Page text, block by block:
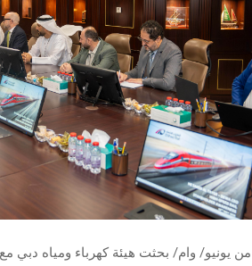
يونيو/ وام/ بحثت هيئة كهرباء ومياه دبي